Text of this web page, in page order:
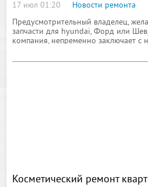
17 июл 01:20
Новости ремонта
Предусмотрительный владелец,
запчасти для hyundai, Форд или
компания, непременно заключает с
Косметический ремонт